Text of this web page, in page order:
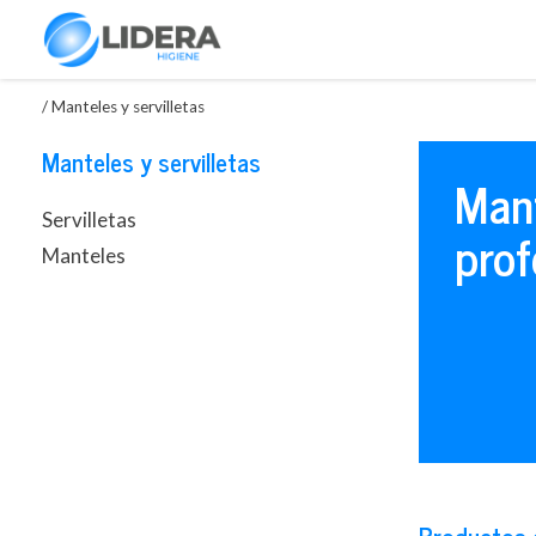
/Manteles y servilletas
Manteles y servilletas
Servilletas
Manteles